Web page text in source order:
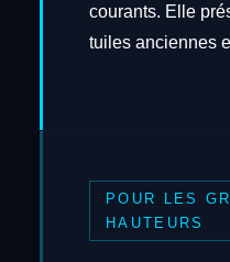
courants. Elle
tuiles anciennes
POUR LES
HAUTEURS